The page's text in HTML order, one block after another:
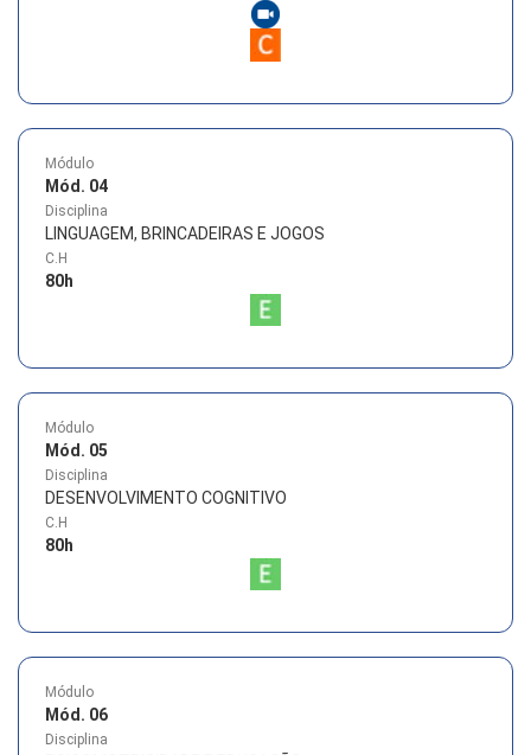
Módulo
Mód. 04
Disciplina
LINGUAGEM, BRINCADEIRAS E JOGOS
C.H
80h
Módulo
Mód. 05
Disciplina
DESENVOLVIMENTO COGNITIVO
C.H
80h
Módulo
Mód. 06
Disciplina